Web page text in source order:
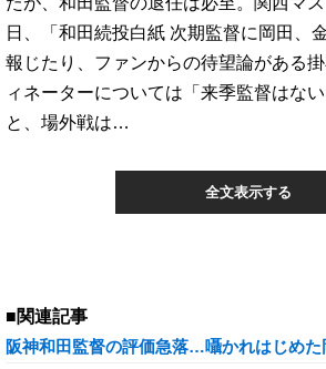
日、「和田続投白紙 次期監督に岡田、
報じたり、ファンからの待望論がある
ィネーターについては「来季監督はな
と、場外戦は…
全文表示する
■関連記事
阪神和田監督の評価急落…囁かれはじめた